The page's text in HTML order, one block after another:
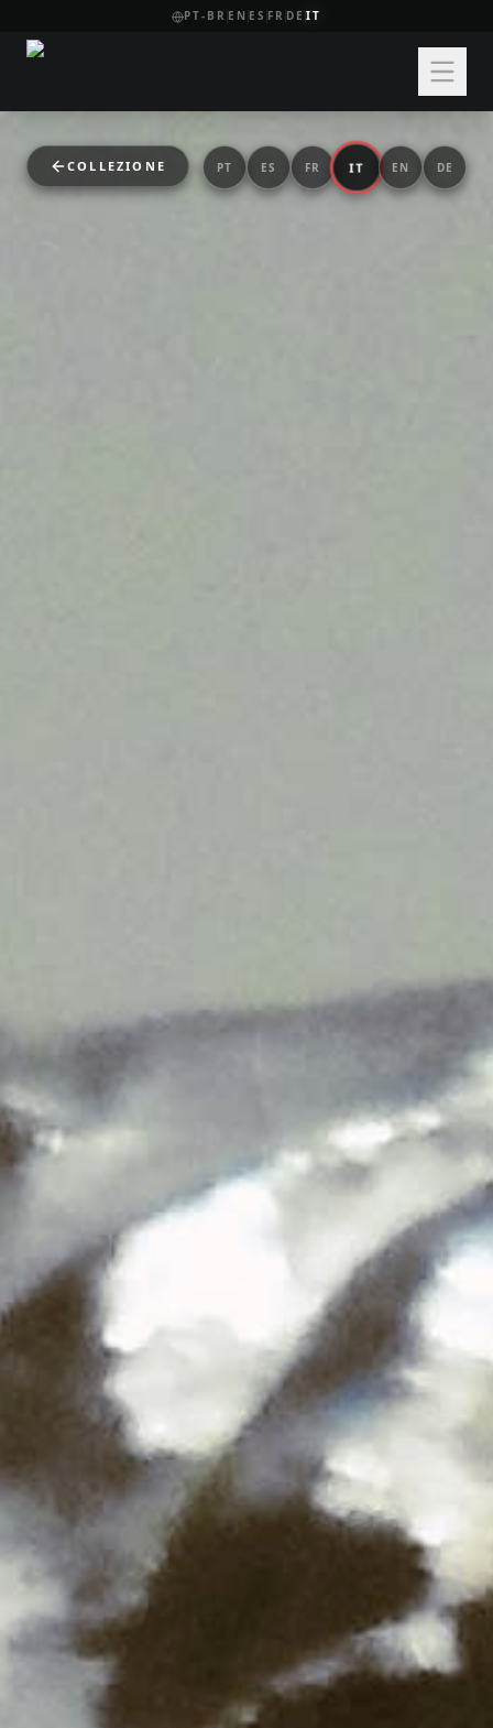
PT-BR EN ES FR DE IT
COLLEZIONE PT ES FR IT EN DE